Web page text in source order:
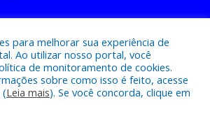
a Câmara Municipal de Curralinho.
para melhorar sua experiência de
Ao utilizar nosso portal, você
de monitoramento de cookies.
sobre como isso é feito, acesse
(Leia mais). Se você concorda, clique em